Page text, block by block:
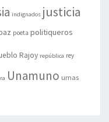
indignados justicia
poeta politiqueros
Rajoy república rey
Unamuno urnas